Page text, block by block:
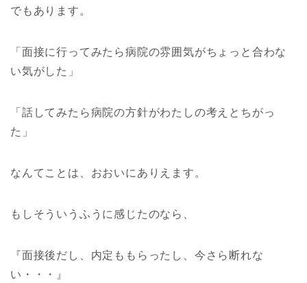
でもあります。
「面接に行ってみたら病院の雰囲気がちょっと合わな
い気がした」
「話してみたら病院の方針がわたしの考えとちがっ
た」
なんてことは、おおいにありえます。
もしそういうふうに感じたのなら、
『面接後だし、内定ももらったし、今さら断れな
い・・・』